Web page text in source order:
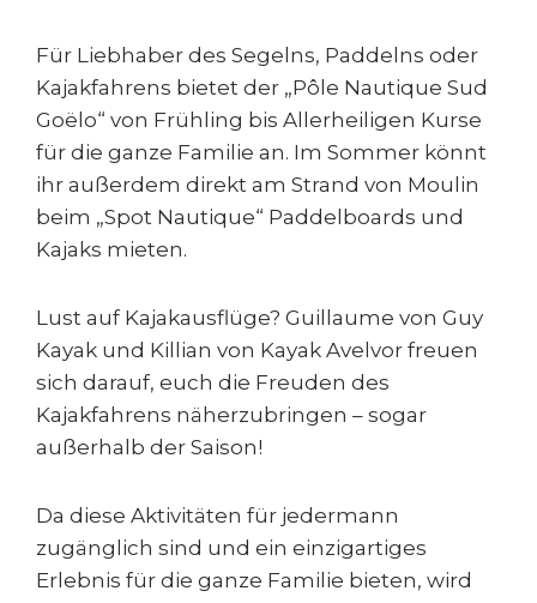
Für Liebhaber des Segelns, Paddelns oder
Kajakfahrens bietet der „Pôle Nautique Sud
Goëlo“ von Frühling bis Allerheiligen Kurse
für die ganze Familie an. Im Sommer könnt
ihr außerdem direkt am Strand von Moulin
beim „Spot Nautique“ Paddelboards und
Kajaks mieten.
Lust auf Kajakausflüge? Guillaume von Guy
Kayak und Killian von Kayak Avelvor freuen
sich darauf, euch die Freuden des
Kajakfahrens näherzubringen – sogar
außerhalb der Saison!
Da diese Aktivitäten für jedermann
zugänglich sind und ein einzigartiges
Erlebnis für die ganze Familie bieten, wird